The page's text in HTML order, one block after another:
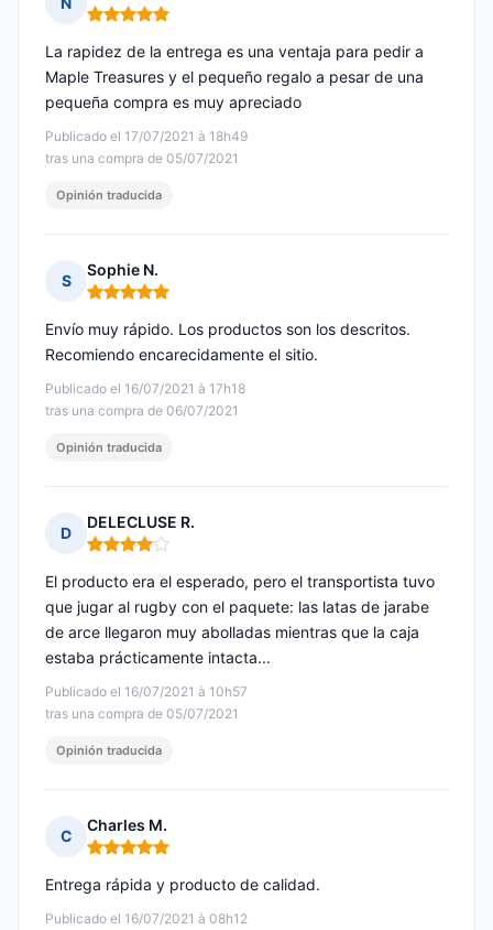
Nota: 5 de 5
Publicado el 17/07/2021 à 18h49
tras una compra de 05/07/2021
La rapidez de la entrega es una ventaja para pedir a
Maple Treasures y el pequeño regalo a pesar de una
pequeña compra es muy apreciado
Opinión traducida
S
Sophie N.
Nota: 5 de 5
Publicado el 16/07/2021 à 17h18
tras una compra de 06/07/2021
Envío muy rápido. Los productos son los descritos.
Recomiendo encarecidamente el sitio.
Opinión traducida
D
DELECLUSE R.
Nota: 4 de 5
Publicado el 16/07/2021 à 10h57
tras una compra de 05/07/2021
El producto era el esperado, pero el transportista tuvo
que jugar al rugby con el paquete: las latas de jarabe
de arce llegaron muy abolladas mientras que la caja
estaba prácticamente intacta...
Opinión traducida
C
Charles M.
Nota: 5 de 5
Publicado el 16/07/2021 à 08h12
Entrega rápida y producto de calidad.